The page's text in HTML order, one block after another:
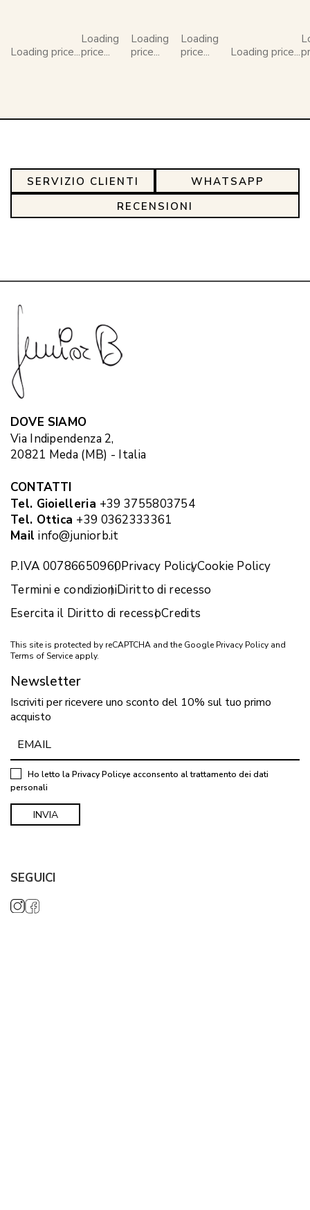
Loading price...
Loading
price...
Loading
price...
Loading
price...
Loading price...
SERVIZIO CLIENTI
WHATSAPP
RECENSIONI
DOVE SIAMO
Via Indipendenza 2,
20821 Meda (MB) - Italia
CONTATTI
Tel. Gioielleria +39 3755803754
Tel. Ottica +39 0362333361
Mail info@juniorb.it
P.IVA 00786650960Privacy PolicyCookie Policy
Termini e condizioniDiritto di recesso
Esercita il Diritto di recessoCredits
This site is protected by reCAPTCHA and the Google Privacy Policy and
Terms of Service apply.
Newsletter
Iscriviti per ricevere uno sconto del 10% sul tuo primo
acquisto
Ho letto la Privacy Policye acconsento al trattamento dei dati
personali
SEGUICI